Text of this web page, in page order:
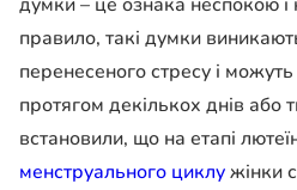
правило, такі думки
перенесеного стресу і
протягом декількох днів або
встановили, що на етапі
менструального циклужінки